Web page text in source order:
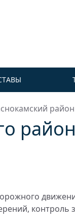
район